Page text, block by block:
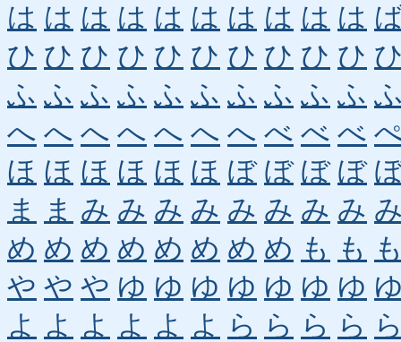
は は は は は は は は は は
ひ ひ ひ ひ ひ ひ ひ ひ ひ ひ
ふ ふ ふ ふ ふ ふ ふ ふ ふ ふ
へ へ へ へ へ へ へ べ べ べ
ほ ほ ほ ほ ほ ほ ぼ ぼ ぼ ぼ
ま
ま み み み み み み み み
め め め め め め め め も も
や や や ゆ ゆ ゆ ゆ ゆ ゆ ゆ
よ よ よ よ よ よ ら ら ら ら